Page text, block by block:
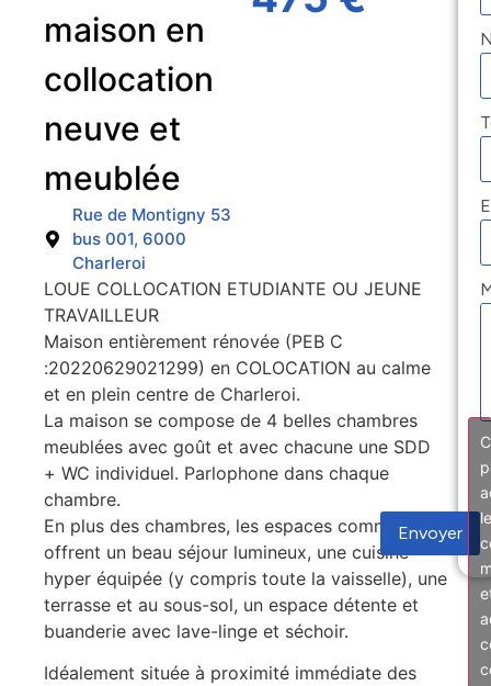
maison en
collocation
neuve et
meublée
Rue de Montigny 53
bus 001, 6000
Charleroi
LOUE COLLOCATION ETUDIANTE OU JEUNE
TRAVAILLEUR
Maison entièrement rénovée (PEB C
:20220629021299) en COLOCATION au calme
et en plein centre de Charleroi.
La maison se compose de 4 belles chambres
meublées avec goût et avec chacune une SDD
+ WC individuel. Parlophone dans chaque
chambre.
En plus des chambres, les espaces communs
offrent un beau séjour lumineux, une cuisine
hyper équipée (y compris toute la vaisselle), une
terrasse et au sous-sol, un espace détente et
buanderie avec lave-linge et séchoir.
Idéalement située à proximité immédiate des
Envoyer